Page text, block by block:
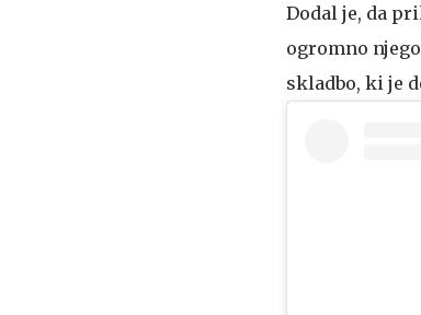
Dodal je, da
ogromno
skladbo, ki je